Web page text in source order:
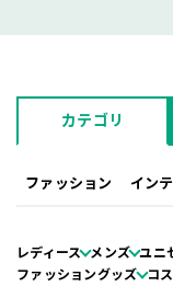
カテゴリ
ファッション イン
レディース メンズ ユニ
ファッショングッズ コ